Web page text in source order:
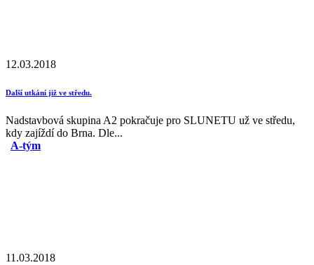
12.03.2018
Další utkání již ve středu.
Nadstavbová skupina A2 pokračuje pro SLUNETU už ve středu,
kdy zajíždí do Brna. Dle...
A-tým
11.03.2018